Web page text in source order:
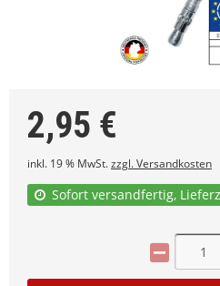
2,95 €
inkl. 19 % MwSt.zzgl. Versandkosten
Sofort versandfertig,